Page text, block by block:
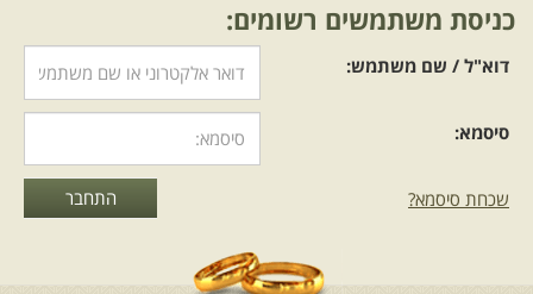
כניסת משתמשים רשומים:
דוא"ל / שם משתמש:
סיסמא:
שכחת סיסמא?